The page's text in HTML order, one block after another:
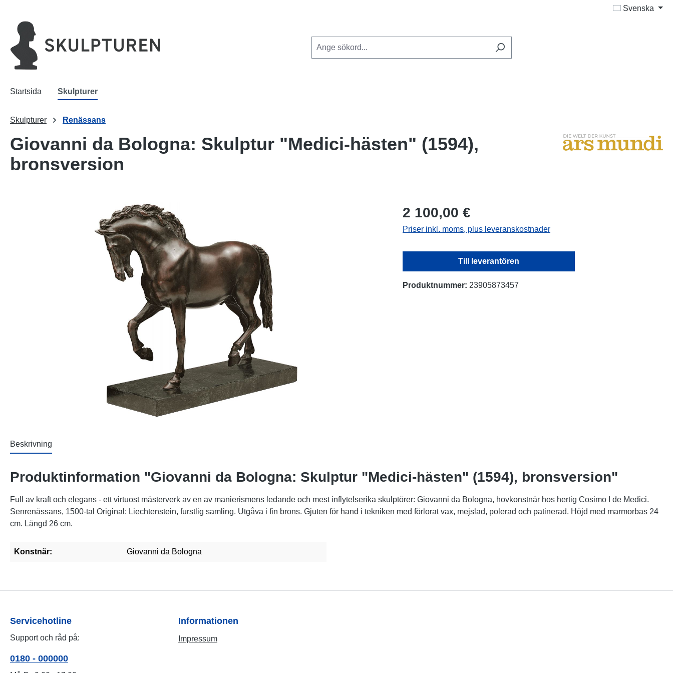
Svenska
Startsida Skulpturer
Skulpturer Renässans
Giovanni da Bologna: Skulptur "Medici-hästen" (1594),
bronsversion
2 100,00 €
Priser inkl. moms, plus leveranskostnader
Till leverantören
Produktnummer: 23905873457
Beskrivning
Produktinformation "Giovanni da Bologna: Skulptur "Medici-hästen" (1594), bronsversion"
Full av kraft och elegans - ett virtuost mästerverk av en av manierismens ledande och mest inflytelserika skulptörer: Giovanni da Bologna, hovkonstnär hos hertig Cosimo I de Medici.
Senrenässans, 1500-tal Original: Liechtenstein, furstlig samling. Utgåva i fin brons. Gjuten för hand i tekniken med förlorat vax, mejslad, polerad och patinerad. Höjd med marmorbas 24
cm. Längd 26 cm.
Konstnär: Giovanni da Bologna
Servicehotline
Support och råd på:
0180 - 000000
Informationen
Impressum